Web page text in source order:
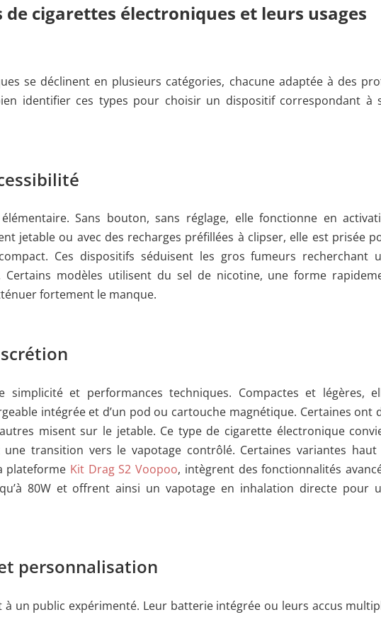
cigarettes électroniques et leurs usages
se déclinent en plusieurs catégories, chacune adaptée à des
identifier ces types pour choisir un dispositif correspondant à
Sans bouton, sans réglage, elle fonctionne en
jetable ou avec des recharges préfillées à clipser, elle est prisée
Ces dispositifs séduisent les gros fumeurs recherchant
Certains modèles utilisent du sel de nicotine, une forme
fortement le manque.
et performances techniques. Compactes et légères,
intégrée et d’un pod ou cartouche magnétique. Certaines ont
misent sur le jetable. Ce type de cigarette électronique
transition vers le vapotage contrôlé. Certaines variantes haut
plateforme Kit Drag S2 Voopoo, intègrent des fonctionnalités
80W et offrent ainsi un vapotage en inhalation directe pour
personnalisation
à un public expérimenté. Leur batterie intégrée ou leurs accus